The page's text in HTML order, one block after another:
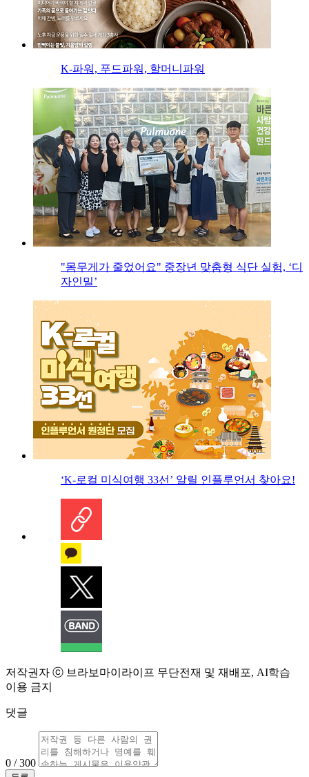
K-파워, 푸드파워, 할머니파워
"몸무게가 줄었어요" 중장년 맞춤형 식단 실험, ‘디
자인밀’
‘K-로컬 미식여행 33선’ 알릴 인플루언서 찾아요!
저작권자 ⓒ 브라보마이라이프 무단전재 및 재배포, AI학습
이용 금지
댓글
0 / 300